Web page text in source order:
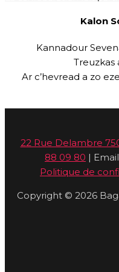
Kalon
Kannadour
Treuzkas
Ar c’hevread a zo
22 Rue Delambre
88 09 80 |
Politique de
Copyright © 2026